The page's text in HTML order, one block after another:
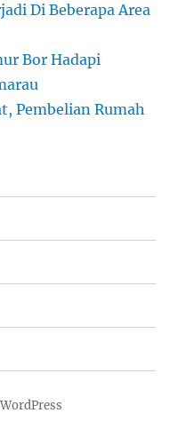
Di Beberapa Area
Bor Hadapi
Pembelian Rumah